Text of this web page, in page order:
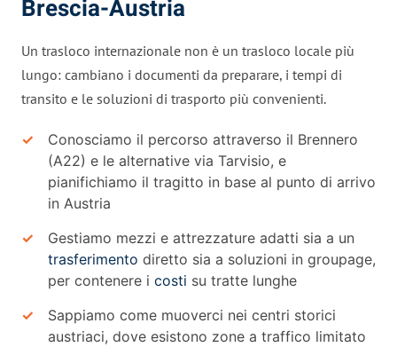
Brescia-Austria
Un trasloco internazionale non è un trasloco locale più
lungo: cambiano i documenti da preparare, i tempi di
transito e le soluzioni di trasporto più convenienti.
Conosciamo il percorso attraverso il Brennero
(A22) e le alternative via Tarvisio, e
pianifichiamo il tragitto in base al punto di arrivo
in Austria
Gestiamo mezzi e attrezzature adatti sia a un
trasferimento diretto sia a soluzioni in groupage,
per contenere i costi su tratte lunghe
Sappiamo come muoverci nei centri storici
austriaci, dove esistono zone a traffico limitato